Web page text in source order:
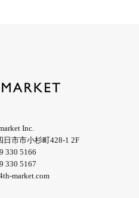
Inc.
市市小杉町428-1 2F
330 5166
330 5167
market.com